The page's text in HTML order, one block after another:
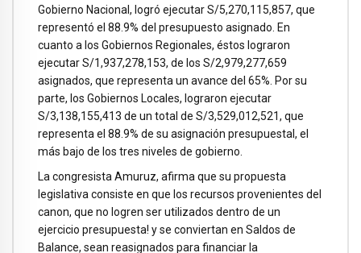
Gobierno Nacional, logró ejecutar S/5,270,115,857, que
representó el 88.9% del presupuesto asignado. En
cuanto a los Gobiernos Regionales, éstos lograron
ejecutar S/1,937,278,153, de los S/2,979,277,659
asignados, que representa un avance del 65%. Por su
parte, los Gobiernos Locales, lograron ejecutar
S/3,138,155,413 de un total de S/3,529,012,521, que
representa el 88.9% de su asignación presupuestal, el
más bajo de los tres niveles de gobierno.
La congresista Amuruz, afirma que su propuesta
legislativa consiste en que los recursos provenientes del
canon, que no logren ser utilizados dentro de un
ejercicio presupuesta! y se conviertan en Saldos de
Balance, sean reasignados para financiar la